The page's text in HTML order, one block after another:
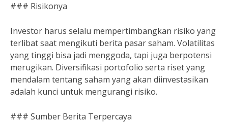
### Risikonya
Investor harus selalu mempertimbangkan risiko yang
terlibat saat mengikuti berita pasar saham. Volatilitas
yang tinggi bisa jadi menggoda, tapi juga berpotensi
merugikan. Diversifikasi portofolio serta riset yang
mendalam tentang saham yang akan diinvestasikan
adalah kunci untuk mengurangi risiko.
### Sumber Berita Terpercaya